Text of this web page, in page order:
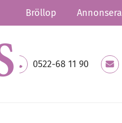
Bröllop Annonsera
0522-68 11 90